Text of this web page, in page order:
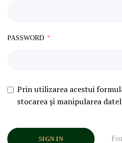
PASSWORD
Prin utilizarea acestui
stocarea și manipularea
SIGN IN